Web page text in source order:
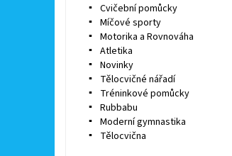
Cvičební pomůcky
Míčové sporty
Motorika a Rovnováha
Atletika
Novinky
Tělocvičné nářadí
Tréninkové pomůcky
Rubbabu
Moderní gymnastika
Tělocvična